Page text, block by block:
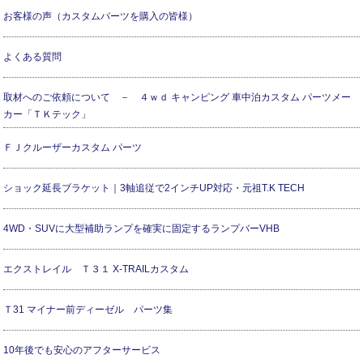
お客様の声（カスタムパーツを購入の皆様）
よくある質問
取材へのご依頼について － ４ｗｄ キャンピング 車中泊カスタム パーツメー
カー「ＴＫテック」
ＦＪクルーザーカスタム パーツ
ショック延長ブラケット｜3軸追従で2インチUP対応・元祖T.K TECH
4WD・SUVに大型補助ランプを確実に固定するランプバーVHB
エクストレイル Ｔ３１ X-TRAILカスタム
Ｔ31 マイナー前ディーゼル パーツ集
10年後でも安心のアフターサービス